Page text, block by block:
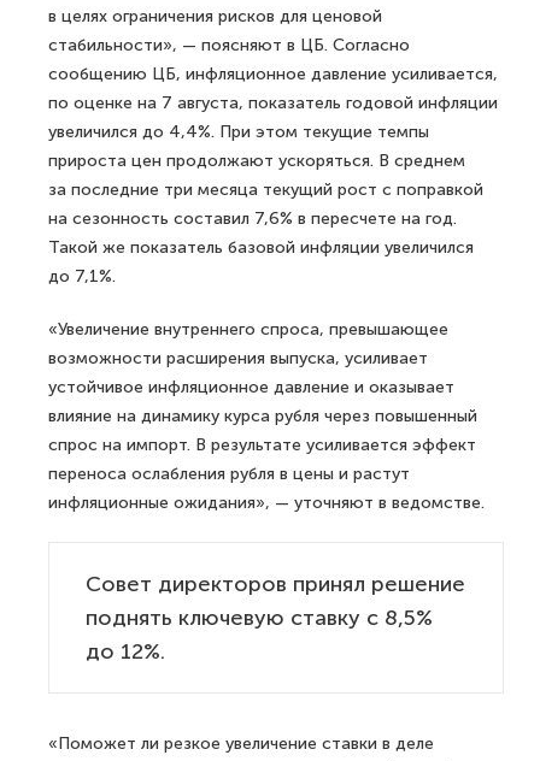
в целях ограничения рисков для ценовой
стабильности», — поясняют в ЦБ. Согласно
сообщению ЦБ, инфляционное давление усиливается,
по оценке на 7 августа, показатель годовой инфляции
увеличился до 4,4%. При этом текущие темпы
прироста цен продолжают ускоряться. В среднем
за последние три месяца текущий рост с поправкой
на сезонность составил 7,6% в пересчете на год.
Такой же показатель базовой инфляции увеличился
до 7,1%.
«Увеличение внутреннего спроса, превышающее
возможности расширения выпуска, усиливает
устойчивое инфляционное давление и оказывает
влияние на динамику курса рубля через повышенный
спрос на импорт. В результате усиливается эффект
переноса ослабления рубля в цены и растут
инфляционные ожидания», — уточняют в ведомстве.
Совет директоров принял решение
поднять ключевую ставку с 8,5%
до 12%.
«Поможет ли резкое увеличение ставки в деле